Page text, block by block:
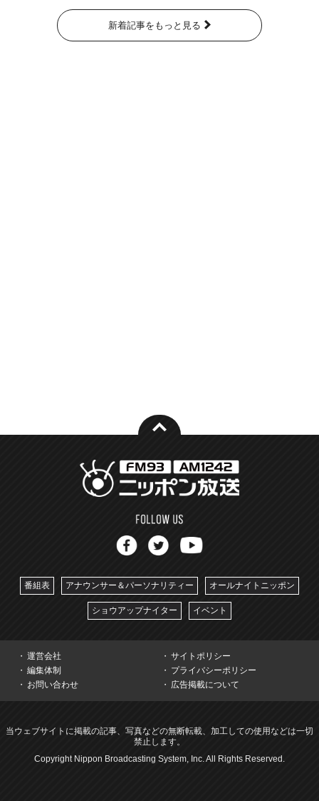
新着記事をもっと見る
番組表 アナウンサー＆パーソナリティー オールナイトニッポン
ショウアップナイター イベント
運営会社
サイトポリシー
編集体制
プライバシーポリシー
お問い合わせ
広告掲載について
当ウェブサイトに掲載の記事、写真などの無断転載、加工しての使用などは一切
禁止します。
Copyright Nippon Broadcasting System, Inc. All Rights Reserved.